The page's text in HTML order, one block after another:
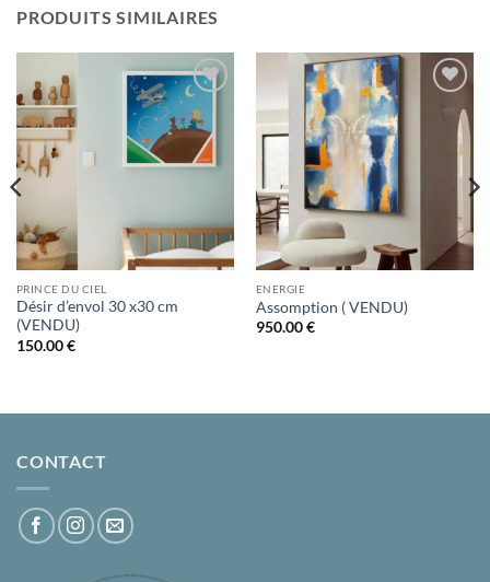
PRODUITS SIMILAIRES
Ajouter
à la liste
d’envies
PRINCE DU CIEL
Désir d’envol 30 x30 cm
(VENDU)
150.00€
Ajouter
à la liste
ENERGIE
Assomption ( VENDU)
950.00€
CONTACT